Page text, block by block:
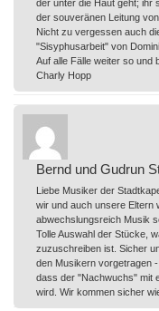
der unter die Haut geht; ihr
der souveränen Leitung von
Nicht zu vergessen auch
"Sisyphusarbeit" von
Auf alle Fälle weiter so und
Charly Hopp
Bernd und Gudrun
Liebe Musiker der
wir und auch unsere Eltern
abwechslungsreich Musik
Tolle Auswahl der Stücke,
zuzuschreiben ist. Sicher
den Musikern vorgetragen
dass der "Nachwuchs" mit
wird. Wir kommen sicher